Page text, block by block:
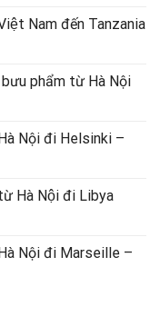
Nam đến Tanzania
phẩm từ Hà Nội
Nội đi Helsinki –
Hà Nội đi Libya
Nội đi Marseille –